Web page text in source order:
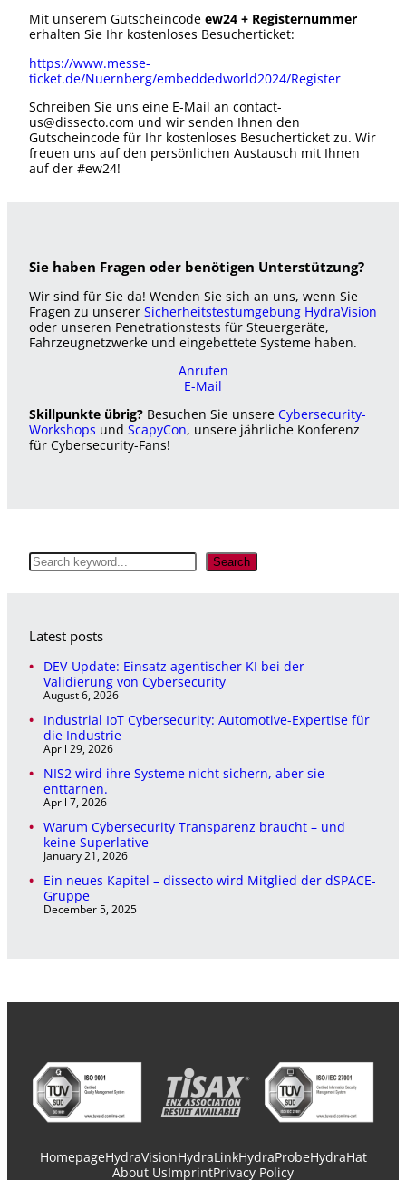
Mit unserem Gutscheincode ew24 + Registernummer
erhalten Sie Ihr kostenloses Besucherticket:
https://www.messe-
ticket.de/Nuernberg/embeddedworld2024/Register
Schreiben Sie uns eine E-Mail an contact-
us@dissecto.com und wir senden Ihnen den
Gutscheincode für Ihr kostenloses Besucherticket zu. Wir
freuen uns auf den persönlichen Austausch mit Ihnen
auf der #ew24!
Sie haben Fragen oder benötigen Unterstützung?
Wir sind für Sie da! Wenden Sie sich an uns, wenn Sie
Fragen zu unserer Sicherheitstestumgebung HydraVision
oder unseren Penetrationstests für Steuergeräte,
Fahrzeugnetzwerke und eingebettete Systeme haben.
Anrufen
E-Mail
Skillpunkte übrig? Besuchen Sie unsere Cybersecurity-
Workshops und ScapyCon, unsere jährliche Konferenz
für Cybersecurity-Fans!
S
e
h
Search
Latest posts
DEV-Update: Einsatz agentischer KI bei der
Validierung von Cybersecurity
August 6, 2026
Industrial IoT Cybersecurity: Automotive-Expertise für
die Industrie
April 29, 2026
NIS2 wird ihre Systeme nicht sichern, aber sie
enttarnen.
April 7, 2026
Warum Cybersecurity Transparenz braucht – und
keine Superlative
January 21, 2026
Ein neues Kapitel – dissecto wird Mitglied der dSPACE-
Gruppe
December 5, 2025
HomepageHydraVisionHydraLinkHydraProbeHydraHat
About UsImprintPrivacy Policy